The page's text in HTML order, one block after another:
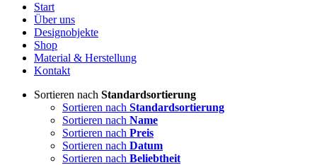
Start
Über uns
Designobjekte
Shop
Material & Herstellung
Kontakt
Sortieren nach Standardsortierung
Sortieren nach Standardsortierung
Sortieren nach Name
Sortieren nach Preis
Sortieren nach Datum
Sortieren nach Beliebtheit